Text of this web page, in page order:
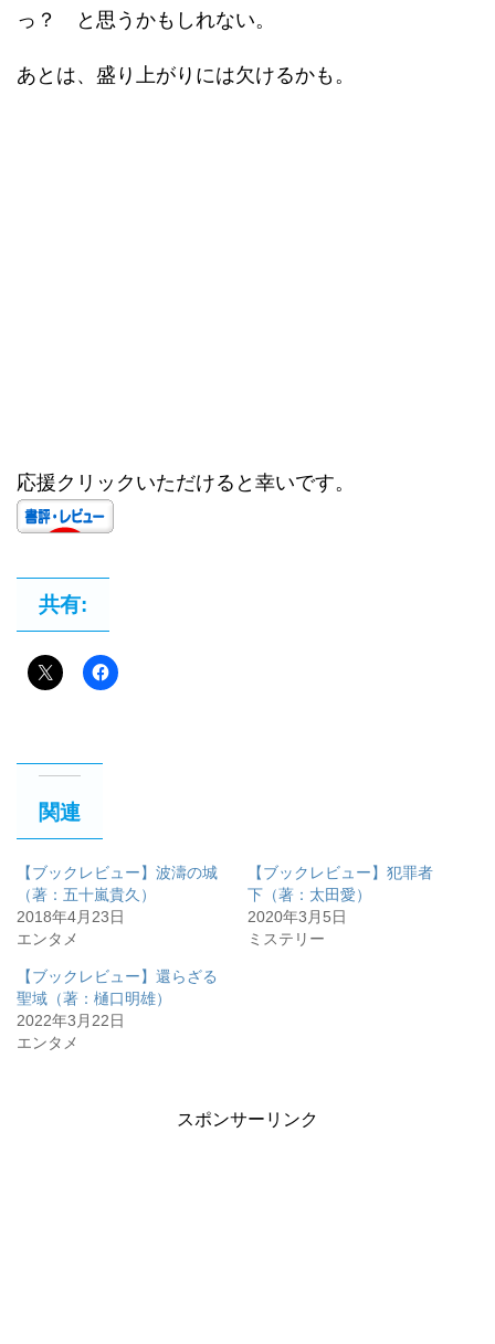
っ？ と思うかもしれない。
あとは、盛り上がりには欠けるかも。
応援クリックいただけると幸いです。
共有:
関連
【ブックレビュー】波濤の城
（著：五十嵐貴久）
2018年4月23日
エンタメ
【ブックレビュー】犯罪者
下（著：太田愛）
2020年3月5日
ミステリー
【ブックレビュー】還らざる
聖域（著：樋口明雄）
2022年3月22日
エンタメ
スポンサーリンク